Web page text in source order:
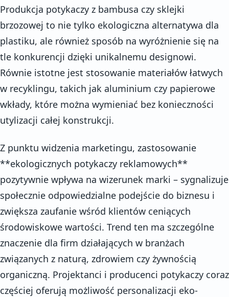
Produkcja potykaczy z bambusa czy sklejki
brzozowej to nie tylko ekologiczna alternatywa dla
plastiku, ale również sposób na wyróżnienie się na
tle konkurencji dzięki unikalnemu designowi.
Równie istotne jest stosowanie materiałów łatwych
w recyklingu, takich jak aluminium czy papierowe
wkłady, które można wymieniać bez konieczności
utylizacji całej konstrukcji.
Z punktu widzenia marketingu, zastosowanie
**ekologicznych potykaczy reklamowych**
pozytywnie wpływa na wizerunek marki – sygnalizuje
społecznie odpowiedzialne podejście do biznesu i
zwiększa zaufanie wśród klientów ceniących
środowiskowe wartości. Trend ten ma szczególne
znaczenie dla firm działających w branżach
związanych z naturą, zdrowiem czy żywnością
organiczną. Projektanci i producenci potykaczy coraz
częściej oferują możliwość personalizacji eko-